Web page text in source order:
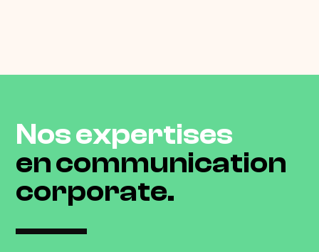
Nos expertises
en communication
corporate.